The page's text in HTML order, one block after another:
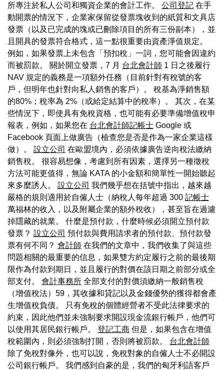
所專注於私人公司和獨資企業的會計工作。 公司登記 在手
動開票的情況下，企業家保留從發票塊收到的紙質和文具店
發票（以及已完成的塊或已刪除項目的所有三份副本），並
且開具的發票符合格式，這一點很重要由資產淨值規定。
例如，如果發票上未包含「預扣稅」一詞，您可能會因違約
而被罰款。 關於開立發票，7 月 台北會計師 1 日之後履行
NAV 規定的義務是一項額外任務（目前針對有稅號的客
戶，但明年也針對向私人銷售的客戶）。 稅基為淨銷售額
的80%；稅率為 2%（或給定結算中的稅率）。 其次，在某
些情況下，即使具有免稅資格，也可能有必要準備增值稅申
報表，例如，如果您在 台北會計師記帳士 Google 或
Facebook 頁面上做廣告（檢查您是否是作為一家企業這樣
做）。 設立公司 在歐盟境內，必須依據廣告逆向稅法繳納
銷售稅。 很容易想像，考慮到所有因素，選擇另一種徵稅
方法可能更值得，無論 KATA 的小金額和簡單性一開始聽起
來多麼誘人。 設立公司 我們幾乎想在括號中指出，越來越
嚴格的規則適用於自僱人士（納稅人每年超過 300 記帳士
萬福林的收入，以及附屬企業的額外稅收），甚至旨在過濾
掉隱藏的就業。 什麼是預付款，什麼時候必須開立預付款
發票？ 設立公司 預付款與費用請求者的預付款、預付款發
票有何不同？ 會計師 在我們的文章中，我們收集了與這些
問題相關的最重要的信息，如果雙方約定履行之前的最後期
限作為付款到期日，並且履行的對價在該日期之前部分或全
部支付。 會計事務所 全部支付的對價須繳納一般銷售稅
（增值稅法）59，其收據和貸記以及金錢優勢的獲得都會產
生增值稅負債。 只有免稅的個體經營者不受此法律要求的
約束，因此他們並未強制要求開設現金流銀行帳戶，他們可
以使用其居民銀行帳戶。 登記工商 但是，如果包含在增值
稅範圍內，則必須強制打開，否則將被罰款。 台北會計師
除了免稅對像外，也可以說，免稅對象的自僱人士不必開設
公司銀行帳戶。 我們感到自豪的是，我們的匈牙利語客戶